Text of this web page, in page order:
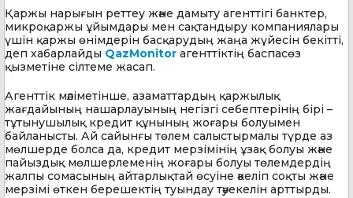
Қаржы нарығын реттеу және дамыту агенттігі банктер,
микроқаржы ұйымдары мен сақтандыру компаниялары
үшін қаржы өнімдерін басқарудың жаңа жүйесін бекітті,
деп хабарлайды QazMonitor агенттіктің баспасөз
қызметіне сілтеме жасап.
Агенттік мәліметінше, азаматтардың қаржылық
жағдайының нашарлауының негізгі себептерінің бірі –
тұтынушылық кредит құнының жоғары болуымен
байланысты. Ай сайынғы төлем салыстырмалы түрде аз
мөлшерде болса да, кредит мерзімінің ұзақ болуы және
пайыздық мөлшерлеменің жоғары болуы төлемдердің
жалпы сомасының айтарлықтай өсуіне әкеліп соқты және
мерзімі өткен берешектің туындау тәуекелін арттырды.